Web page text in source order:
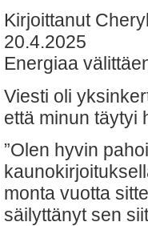
Kirjoittanut
20.4.2025
Energiaa
Viesti oli
että minun täytyi
”Olen hyvin
monta vuotta
säilyttänyt sen